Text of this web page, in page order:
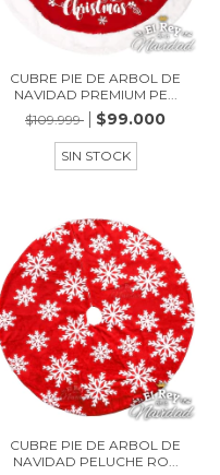
CUBRE PIE DE ARBOL DE
NAVIDAD PREMIUM PE...
$109.999
$99.000
SIN STOCK
CUBRE PIE DE ARBOL DE
NAVIDAD PELUCHE RO...